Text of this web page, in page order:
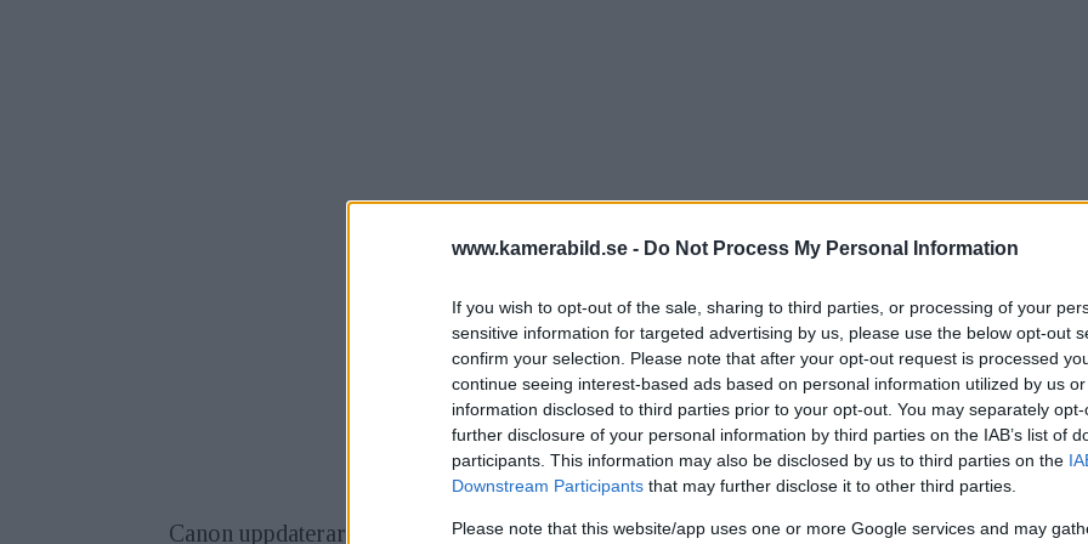
www.kamerabild.se - Do Not Process My Personal Information
If you wish to opt-out of the sale, sharing to third parties, or processing of your
sensitive information for targeted advertising by us, please use the below opt-out
confirm your selection. Please note that after your opt-out request is processed
continue seeing interest-based ads based on personal information utilized by us
information disclosed to third parties prior to your opt-out. You may separately
further disclosure of your personal information by third parties on the IAB’s list of
participants. This information may also be disclosed by us to third parties on the
Downstream Participants that may further disclose it to other third parties.
Please note that this website/app uses one or more Google services and may
Canon uppdaterar nu två av sina EOS R-kameror EOS R5, R6 samt sin